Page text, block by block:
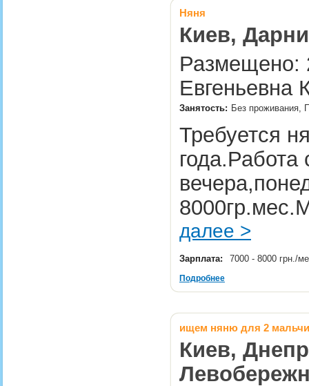
Няня
Киев,
Размещено:
Евгеньевна
Занятость: Без проживания,
Требуется
года.Работа
далее >
Зарплата: 7000 - 8000 грн./
Подробнее
ищем няню для 2
Киев,